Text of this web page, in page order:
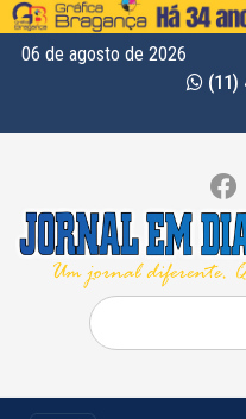
06 de agosto de 2026
(11)
Pesquisar
por: